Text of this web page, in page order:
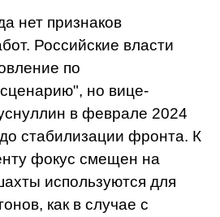
нет признаков
Российские власти
по
но вице-
в феврале 2024
стабилизации фронта. К
фокус смещен на
используются для
как в случае с